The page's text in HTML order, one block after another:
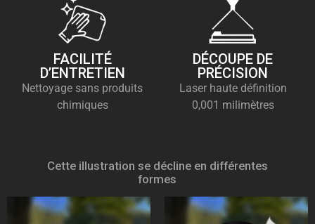
FACILITÉ
D’ENTRETIEN
Nettoyage sans produits
chimiques
DÉCOUPE DE
PRÉCISION
Laser haute définition
0,001 milimètres
Cette illustration se décline en différentes
formes